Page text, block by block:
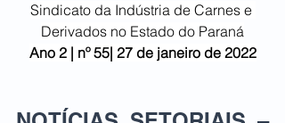
Sindicato da Indústria de Carnes e
Derivados no Estado do Paraná
Ano 2 | nº 55| 27 de janeiro de 2022